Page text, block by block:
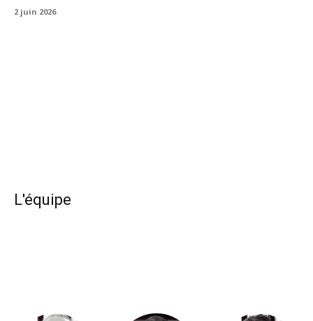
2 juin 2026
L'équipe